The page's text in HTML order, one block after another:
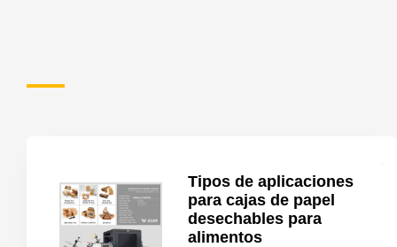
Tipos de aplicaciones
para cajas de papel
desechables para
alimentos